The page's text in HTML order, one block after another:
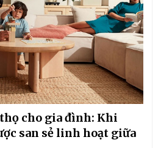
cho gia đình: Khi
san sẻ linh hoạt giữa